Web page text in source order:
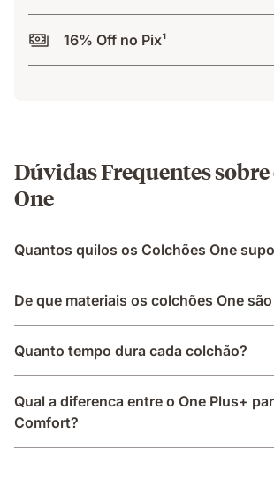
16% Off no Pix¹
Dúvidas Frequentes
One
Quantos quilos os Colchões One
De que materiais os colchões One
Quanto tempo dura cada colchão?
Qual a diferenca entre o One Plus+
Comfort?